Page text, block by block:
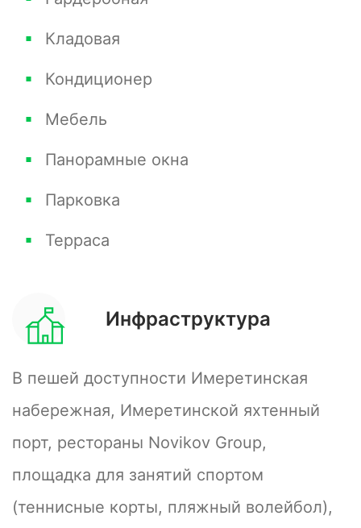
Документы готовы к сделке. Гарантия
юридической чистоты.
Сириуса и Красной Поляны.
Звоните!
Кладовая
Кондиционер
Мебель
Панорамные окна
Парковка
Терраса
Инфраструктура
В пешей доступности Имеретинская
набережная, Имеретинской яхтенный
порт, рестораны Novikov Group,
площадка для занятий спортом
(теннисные корты, пляжный волейбол),